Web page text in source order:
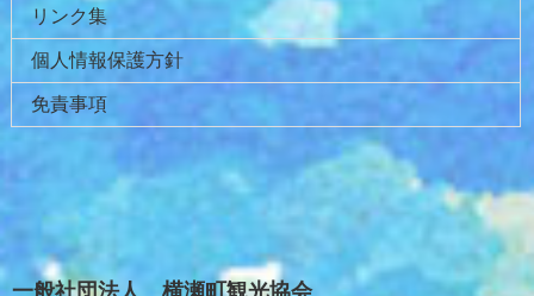
リンク集
個人情報保護方針
免責事項